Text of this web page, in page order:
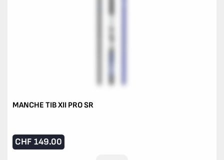
MANCHE TIB XII PRO SR
CHF 149.00